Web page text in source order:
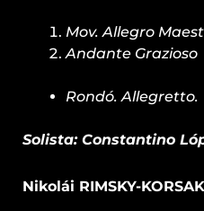
Mov. Allegro
Andante Grazioso
Rondó. Allegretto.
Solista: Constantino
Nikolái RIMSKY-